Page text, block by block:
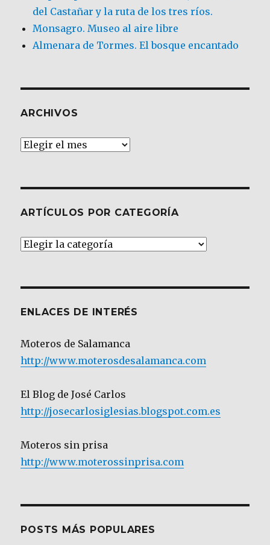
del Castañar y la ruta de los tres ríos.
Monsagro. Museo al aire libre
Almenara de Tormes. El bosque encantado
ARCHIVOS
Archivos
ARTÍCULOS POR CATEGORÍA
Artículos
ENLACES DE INTERÉS
Moteros de Salamanca
http://www.moterosdesalamanca.com
El Blog de José Carlos
http://josecarlosiglesias.blogspot.com.es
Moteros sin prisa
http://www.moterossinprisa.com
POSTS MÁS POPULARES